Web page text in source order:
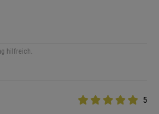
hilfreich.
5